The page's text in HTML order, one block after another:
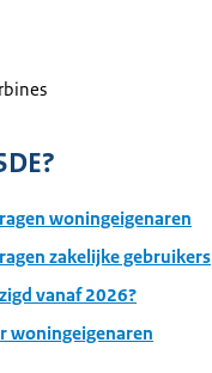
woningeigenaren
zakelijke gebruikers
vanaf 2026?
woningeigenaren